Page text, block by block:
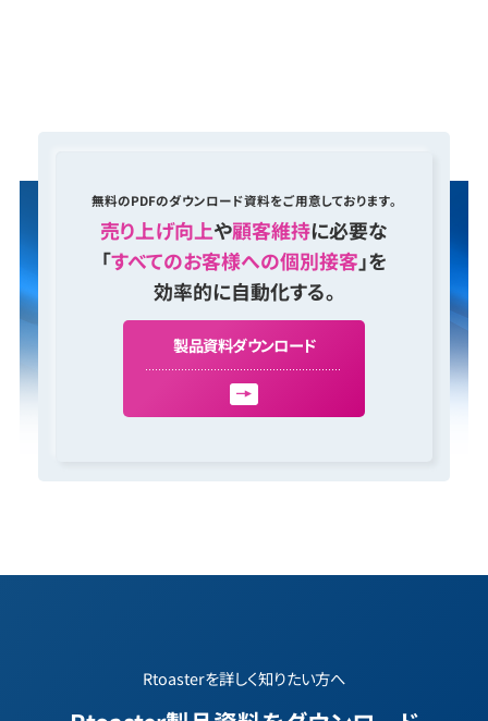
無料のPDFのダウンロード資料をご用意しております。
売り上げ向上や顧客維持に必要な
「すべてのお客様への個別接客」を
効率的に自動化する。
製品資料ダウンロード
Rtoasterを詳しく知りたい方へ